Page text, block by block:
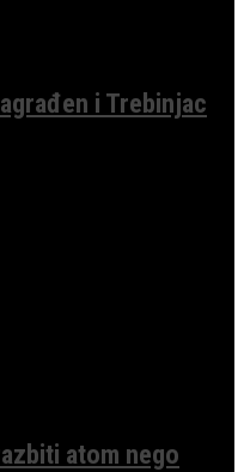
i Trebinjac
atom nego